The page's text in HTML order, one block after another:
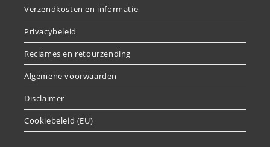
Verzendkosten en informatie
Privacybeleid
Reclames en retourzending
Algemene voorwaarden
Disclaimer
Cookiebeleid (EU)